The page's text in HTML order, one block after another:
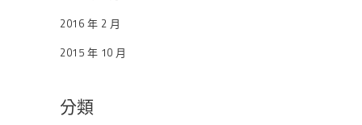
2016 年 2 月
2015 年 10 月
分類